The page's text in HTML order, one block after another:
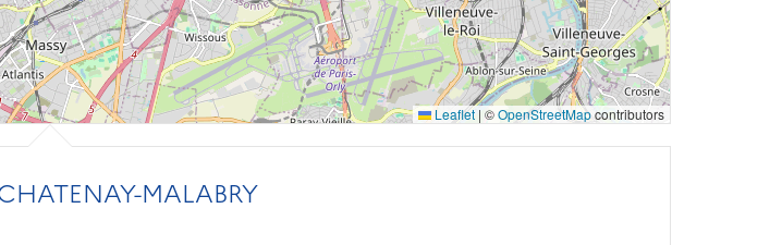
Leaflet | ©OpenStreetMapcontributors
MALABRY